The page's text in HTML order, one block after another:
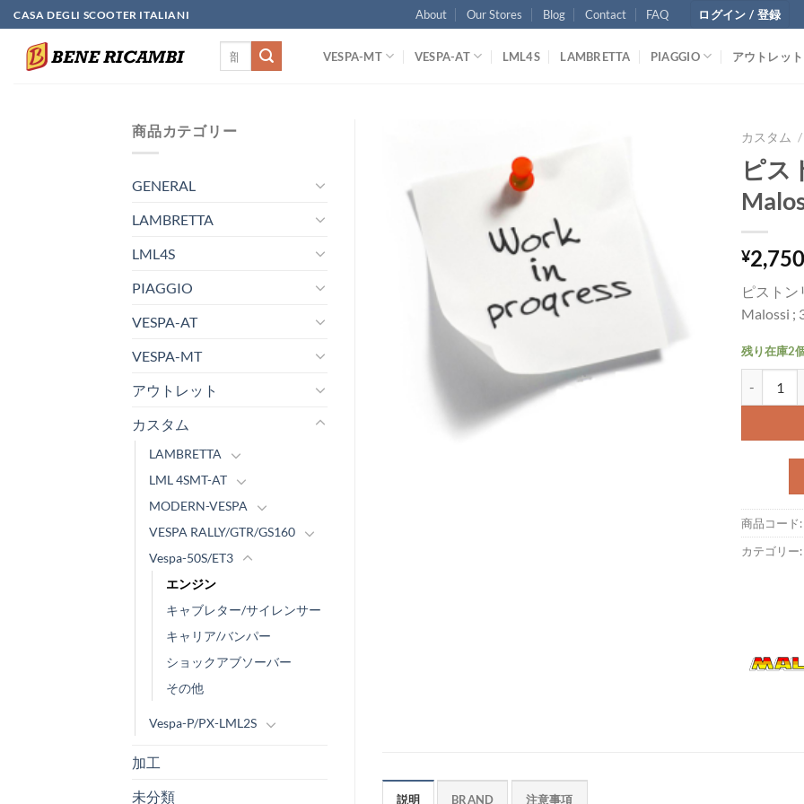
Skip
to
content
CASA DEGLI SCOOTER ITALIANI About Our Stores Blog Contact FAQ ログイン / 登録
VESPA-MT VESPA-AT LML4S LAMBRETTA PIAGGIO アウトレット
商品カテゴリー
GENERAL
LAMBRETTA
LML4S
PIAGGIO
VESPA-AT
VESPA-MT
アウトレット
カスタム
LAMBRETTA
LML 4SMT-AT
MODERN-VESPA
VESPA RALLY/GTR/GS160
Vespa-50S/ET3
エンジン
キャブレター/サイレンサー
キャリア/バンパー
ショックアブソーバー
その他
Vespa-P/PX-LML2S
加工
未分類
カスタム /
ピス
¥
ピスト
Malossi ;
残り在庫2
商品コード
カテゴリー
説明 BRAND 注意事項